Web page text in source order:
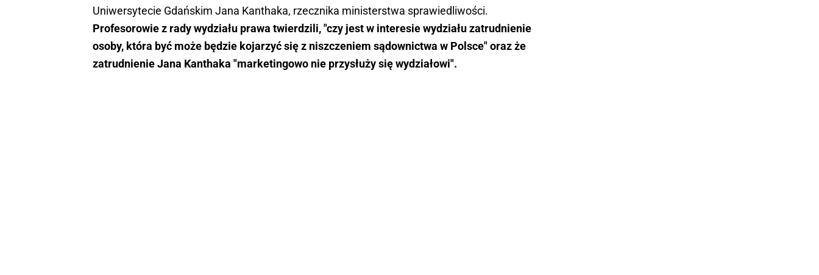
Uniwersytecie Gdańskim Jana Kanthaka, rzecznika ministerstwa sprawiedliwości.
Profesorowie z rady wydziału prawa twierdzili, "czy jest w interesie wydziału zatrudnienie
osoby, która być może będzie kojarzyć się z niszczeniem sądownictwa w Polsce" oraz że
zatrudnienie Jana Kanthaka "marketingowo nie przysłuży się wydziałowi".